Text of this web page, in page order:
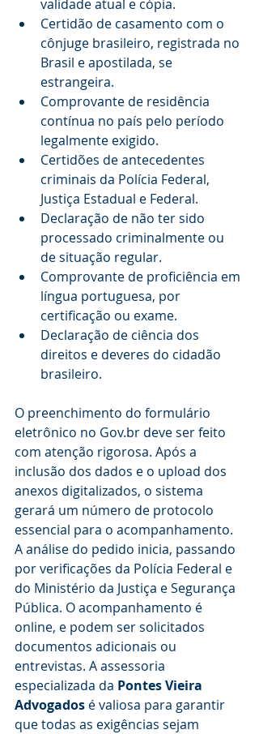
validade atual e cópia.
Certidão de casamento com o
cônjuge brasileiro, registrada no
Brasil e apostilada, se
estrangeira.
Comprovante de residência
contínua no país pelo período
legalmente exigido.
Certidões de antecedentes
criminais da Polícia Federal,
Justiça Estadual e Federal.
Declaração de não ter sido
processado criminalmente ou
de situação regular.
Comprovante de proficiência em
língua portuguesa, por
certificação ou exame.
Declaração de ciência dos
direitos e deveres do cidadão
brasileiro.
O preenchimento do formulário
eletrônico no Gov.br deve ser feito
com atenção rigorosa. Após a
inclusão dos dados e o upload dos
anexos digitalizados, o sistema
gerará um número de protocolo
essencial para o acompanhamento.
A análise do pedido inicia, passando
por verificações da Polícia Federal e
do Ministério da Justiça e Segurança
Pública. O acompanhamento é
online, e podem ser solicitados
documentos adicionais ou
entrevistas. A assessoria
especializada da Pontes Vieira
Advogados é valiosa para garantir
que todas as exigências sejam